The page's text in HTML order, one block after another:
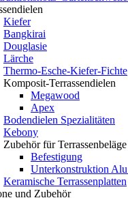
Kiefer
Bangkirai
Douglasie
Lärche
Thermo-Esche-Kiefer-Fichte
Komposit-Terrassendielen
Megawood
Apex
Bodendielen Spezialitäten
Kebony
Zubehör für Terrassenbeläge
Befestigung
Unterkonstruktion
Keramische Terrassenplatten
und Zubehör